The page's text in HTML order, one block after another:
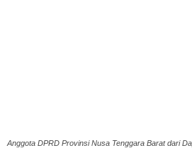
Anggota DPRD Provinsi Nusa Tenggara Barat dari